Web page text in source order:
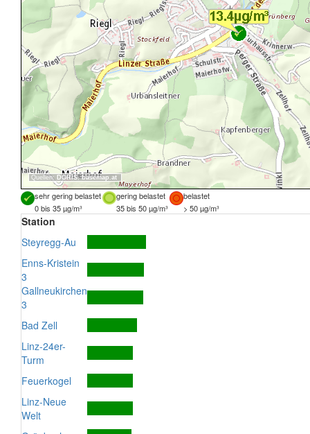
Quellen: DORIS,basemap.at
sehr gering belastet gering belastet
belastet
0 bis 35 µg/m³
35 bis 50 µg/m³ > 50 µg/m³
Station
Steyregg-Au
Enns-Kristein
3
Gallneukirchen
3
Bad Zell
Linz-24er-
Turm
Feuerkogel
Linz-Neue
Welt